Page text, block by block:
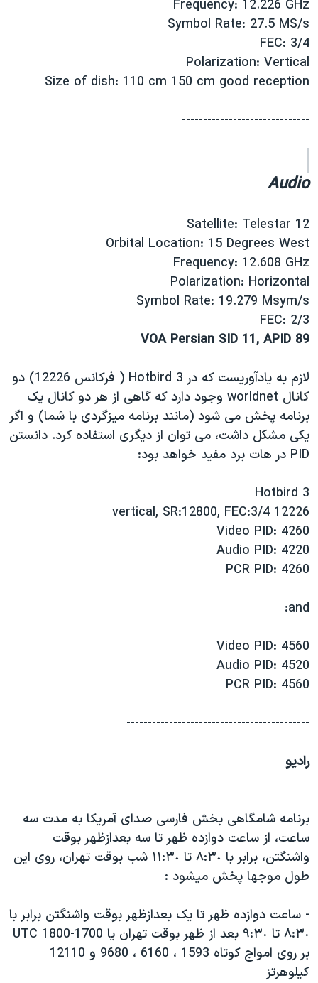
نرگس محمدی برنده جایزه نوبل صلح
صفحه‌های ویژه
Frequency: 12.226 GHz
Symbol Rate: 27.5 MS/s
FEC: 3/4
Polarization: Vertical
Size of dish: 110 cm 150 cm good reception
------------------------------
Audio
Satellite: Telestar 12
Orbital Location: 15 Degrees West
Frequency: 12.608 GHz
Polarization: Horizontal
Symbol Rate: 19.279 Msym/s
FEC: 2/3
VOA Persian SID 11, APID 89
لازم به يادآوريست که در Hotbird 3 ( فرکانس 12226) دو
کانال worldnet وجود دارد که گاهی از هر دو کانال يک
برنامه پخش می شود (مانند برنامه ميزگردی با شما) و اگر
يکی مشکل داشت، می توان از ديگری استفاده کرد. دانستن
PID در هات برد مفيد خواهد بود:
Hotbird 3
12226 vertical, SR:12800, FEC:3/4
Video PID: 4260
Audio PID: 4220
PCR PID: 4260
and:
Video PID: 4560
Audio PID: 4520
PCR PID: 4560
-------------------------------------------
راديو
برنامه شامگاهی بخش فارسی صدای آمريکا به مدت سه
ساعت، از ساعت دوازده ظهر تا سه بعدازظهر بوقت
واشنگتن، برابر با ٨:٣٠ تا ١١:٣٠ شب بوقت تهران، روی اين
طول موجها پخش ميشود :
- ساعت دوازده ظهر تا يک بعدازظهر بوقت واشنگتن برابر با
٨:٣٠ تا ٩:٣٠ بعد از ظهر بوقت تهران يا 1700-1800 UTC
بر روی امواج کوتاه 1593 ، 6160 ، 9680 و 12110
کيلوهرتز